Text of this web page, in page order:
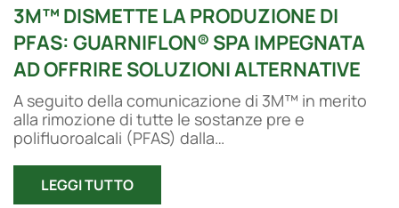
3M™ DISMETTE LA PRODUZIONE DI
PFAS: GUARNIFLON® SPA IMPEGNATA
AD OFFRIRE SOLUZIONI ALTERNATIVE
A seguito della comunicazione di 3M™ in merito
alla rimozione di tutte le sostanze pre e
polifluoroalcali (PFAS) dalla…
LEGGI TUTTO